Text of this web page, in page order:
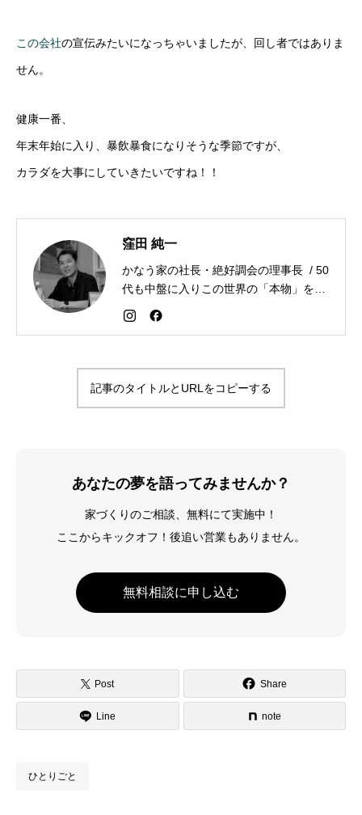
この会社の宣伝みたいになっちゃいましたが、回し者ではありま
せん。
健康一番、
年末年始に入り、暴飲暴食になりそうな季節ですが、
カラダを大事にしていきたいですね！！
窪田 純一
かなう家の社長・絶好調会の理事長 / 50
代も中盤に入りこの世界の「本物」を追
求しながら「感謝が人生を変える」こと
を広める生き方を目指している。好きな
記事のタイトルとURLをコピーする
あなたの夢を語ってみませんか？
家づくりのご相談、無料にて実施中！
ここからキックオフ！後追い営業もありません。
無料相談に申し込む
Post Share
Line note
ひとりごと